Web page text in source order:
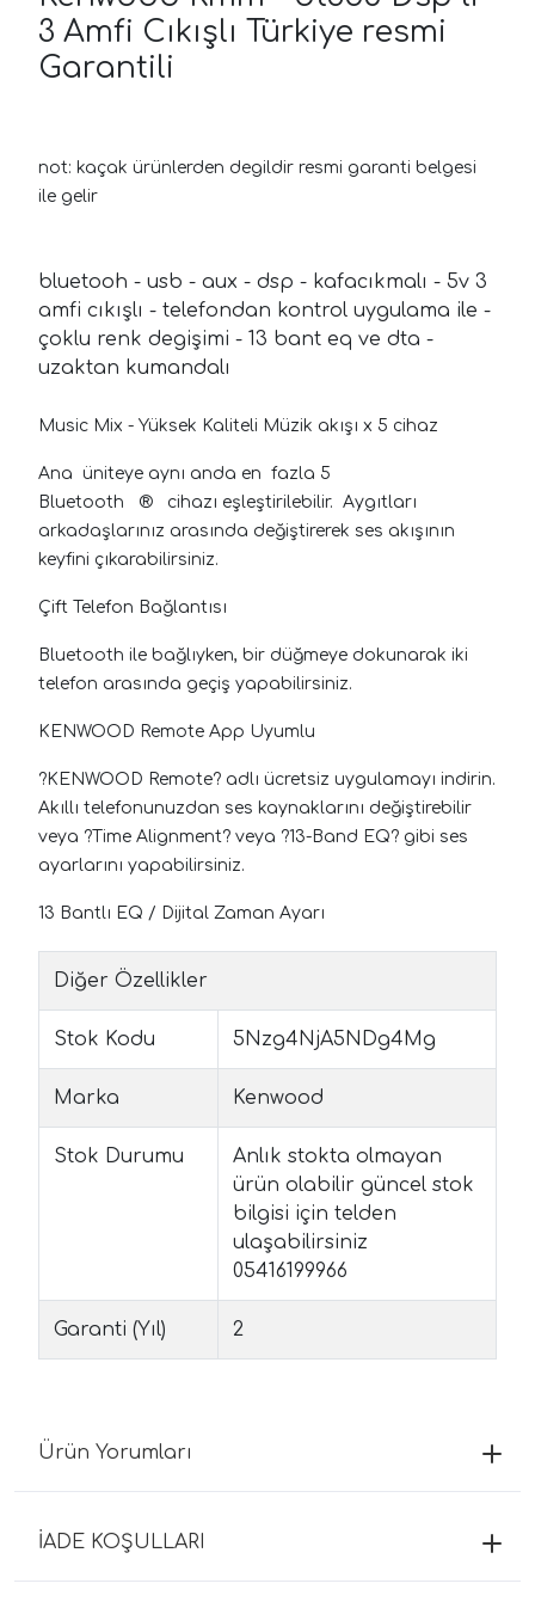
3 Amfi Cıkışlı Türkiye resmi
Garantili
not: kaçak ürünlerden degildir resmi garanti belgesi
ile gelir
bluetooh - usb - aux - dsp - kafacıkmalı - 5v 3
amfi cıkışlı - telefondan kontrol uygulama ile -
çoklu renk degişimi - 13 bant eq ve dta -
uzaktan kumandalı
Music Mix - Yüksek Kaliteli Müzik akışı x 5 cihaz
Ana üniteye aynı anda en fazla 5
Bluetooth ® cihazı eşleştirilebilir. Aygıtları
arkadaşlarınız arasında değiştirerek ses akışının
keyfini çıkarabilirsiniz.
Çift Telefon Bağlantısı
Bluetooth ile bağlıyken, bir düğmeye dokunarak iki
telefon arasında geçiş yapabilirsiniz.
KENWOOD Remote App Uyumlu
?KENWOOD Remote? adlı ücretsiz uygulamayı indirin.
Akıllı telefonunuzdan ses kaynaklarını değiştirebilir
veya ?Time Alignment? veya ?13-Band EQ? gibi ses
ayarlarını yapabilirsiniz.
13 Bantlı EQ / Dijital Zaman Ayarı
Diğer Özellikler
Stok Kodu 5Nzg4NjA5NDg4Mg
Marka Kenwood
Stok Durumu
Anlık stokta olmayan
ürün olabilir güncel stok
bilgisi için telden
ulaşabilirsiniz
05416199966
Garanti (Yıl) 2
Ürün Yorumları
İADE KOŞULLARI